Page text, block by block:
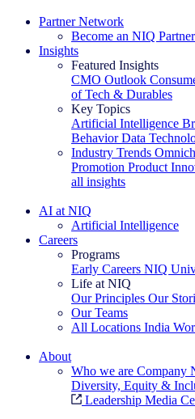
Partner Network
Become an NIQ Partner
Insights
Featured Insights
CMO Outlook
of Tech & Durables
Key Topics
Artificial Intelligence
Behavior Data
Industry Trends
Promotion Product
all insights
AI at NIQ
Artificial Intelligence
Careers
Programs
Early Careers NIQ
Life at NIQ
Our Principles Our
Our Teams
All Locations India
About
Who we are Company
Diversity, Equity &
Leadership Media